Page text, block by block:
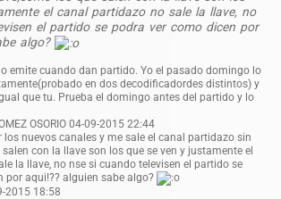
el canal partidazo no sale la llave, no
el partido se podra ver como dicen por
algo?
emite cuando dan partido. Yo el pasado domingo lo
robado en dos decodificadordes distintos) y
que tu. Prueba el domingo antes del partido y lo
OSORIO 04-09-2015 22:44
los nuevos canales y me sale el canal partidazo sin
con la llave son los que se ven y justamente el
la llave, no nse si cuando televisen el partido se
por aqui!?? alguien sabe algo?
2015 18:58